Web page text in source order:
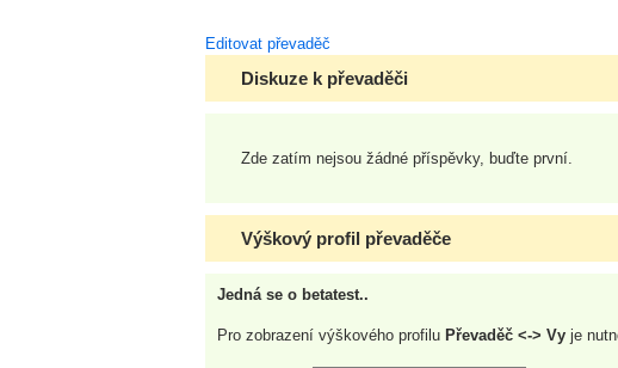
Editovat převaděč
Diskuze k převaděči
Zde zatím nejsou žádné příspěvky, buďte první.
Výškový profil převaděče
Jedná se o betatest..
Pro zobrazení výškového profilu Převaděč <-> Vy je